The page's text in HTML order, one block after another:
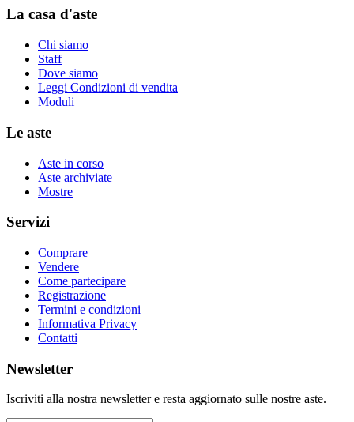
La casa d'aste
Chi siamo
Staff
Dove siamo
Leggi Condizioni di vendita
Moduli
Le aste
Aste in corso
Aste archiviate
Mostre
Servizi
Comprare
Vendere
Come partecipare
Registrazione
Termini e condizioni
Informativa Privacy
Contatti
Newsletter
Iscriviti alla nostra newsletter e resta aggiornato sulle nostre aste.